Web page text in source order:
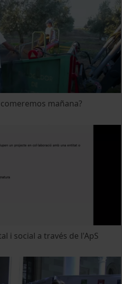
mañana?
i social a través de l'ApS